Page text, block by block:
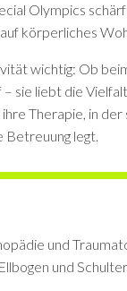
Olympics
körperliches
wichtig: Ob
sie liebt die
Therapie, in
Betreuung legt.
und
und